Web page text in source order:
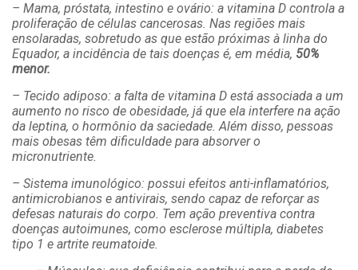
– Mama, próstata, intestino e ovário: a vitamina D controla a
proliferação de células cancerosas. Nas regiões mais
ensolaradas, sobretudo as que estão próximas à linha do
Equador, a incidência de tais doenças é, em média, 50%
menor.
– Tecido adiposo: a falta de vitamina D está associada a um
aumento no risco de obesidade, já que ela interfere na ação
da leptina, o hormônio da saciedade. Além disso, pessoas
mais obesas têm dificuldade para absorver o
micronutriente.
– Sistema imunológico: possui efeitos anti-inflamatórios,
antimicrobianos e antivirais, sendo capaz de reforçar as
defesas naturais do corpo. Tem ação preventiva contra
doenças autoimunes, como esclerose múltipla, diabetes
tipo 1 e artrite reumatoide.